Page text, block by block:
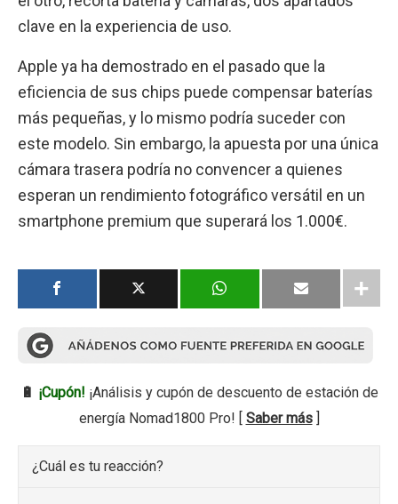
clave en la experiencia de uso.
Apple ya ha demostrado en el pasado que la
eficiencia de sus chips puede compensar baterías
más pequeñas, y lo mismo podría suceder con
este modelo. Sin embargo, la apuesta por una única
cámara trasera podría no convencer a quienes
esperan un rendimiento fotográfico versátil en un
smartphone premium que superará los 1.000€.
🔋 ¡Cupón! ¡Análisis y cupón de descuento de estación de
energía Nomad1800 Pro! [ Saber más]
¿Cuál es tu reacción?